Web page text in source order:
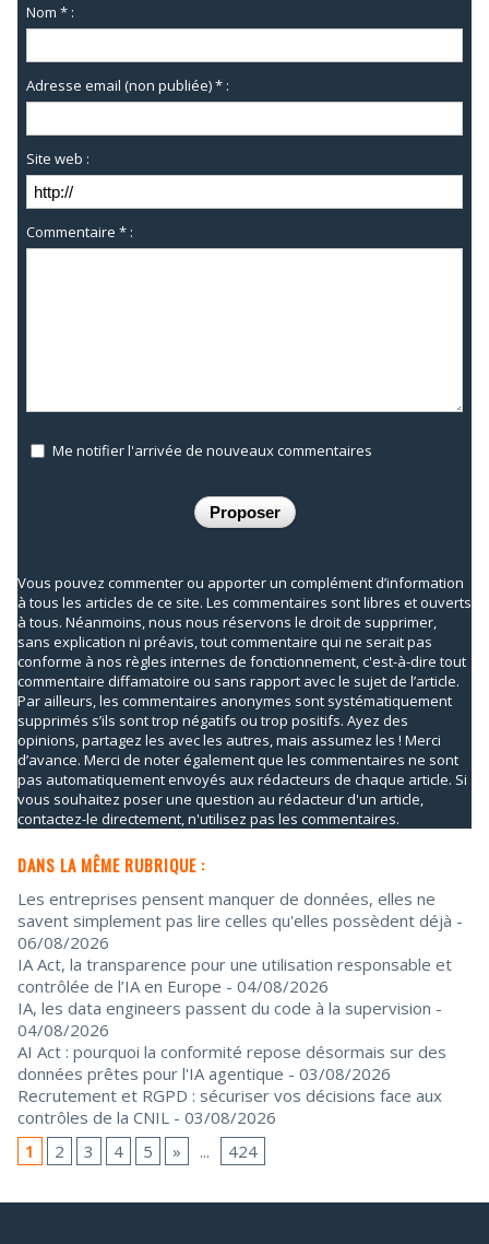
Nom * :
Adresse email (non publiée) * :
Site web :
Commentaire * :
Me notifier l'arrivée de nouveaux commentaires
Vous pouvez commenter ou apporter un complément d’information
à tous les articles de ce site. Les commentaires sont libres et ouverts
à tous. Néanmoins, nous nous réservons le droit de supprimer,
sans explication ni préavis, tout commentaire qui ne serait pas
conforme à nos règles internes de fonctionnement, c'est-à-dire tout
commentaire diffamatoire ou sans rapport avec le sujet de l’article.
Par ailleurs, les commentaires anonymes sont systématiquement
supprimés s’ils sont trop négatifs ou trop positifs. Ayez des
opinions, partagez les avec les autres, mais assumez les ! Merci
d’avance. Merci de noter également que les commentaires ne sont
pas automatiquement envoyés aux rédacteurs de chaque article. Si
vous souhaitez poser une question au rédacteur d'un article,
contactez-le directement, n'utilisez pas les commentaires.
DANS LA MÊME RUBRIQUE :
Les entreprises pensent manquer de données, elles ne
savent simplement pas lire celles qu'elles possèdent déjà -
06/08/2026
IA Act, la transparence pour une utilisation responsable et
contrôlée de l’IA en Europe - 04/08/2026
IA, les data engineers passent du code à la supervision -
04/08/2026
AI Act : pourquoi la conformité repose désormais sur des
données prêtes pour l'IA agentique - 03/08/2026
Recrutement et RGPD : sécuriser vos décisions face aux
contrôles de la CNIL - 03/08/2026
1
2 3 4 5 » ... 424